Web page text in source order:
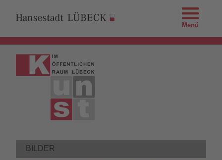
Menü
BILDER